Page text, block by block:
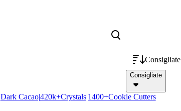
Consigliate
Consigliate
Dark Cacao|420k+Crystals|1400+Cookie Cutters